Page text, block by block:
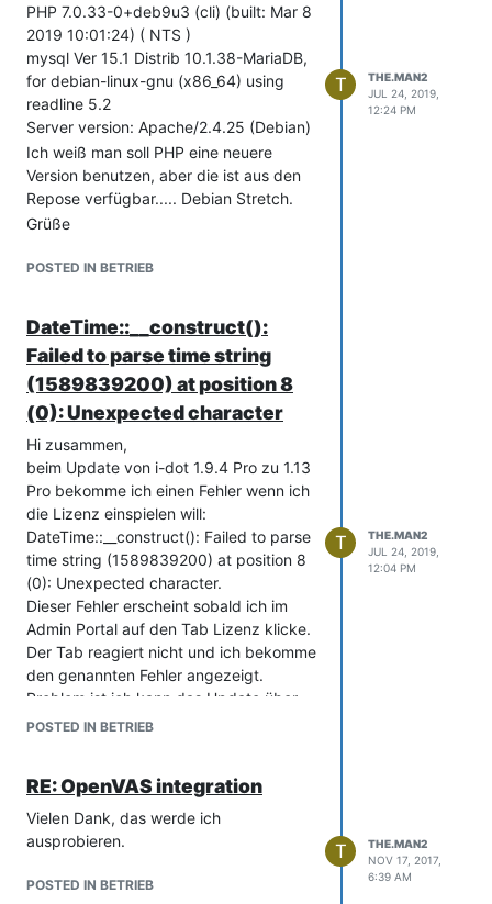
PHP 7.0.33-0+deb9u3 (cli) (built: Mar 8
2019 10:01:24) ( NTS )
mysql Ver 15.1 Distrib 10.1.38-MariaDB,
for debian-linux-gnu (x86_64) using
readline 5.2
Server version: Apache/2.4.25 (Debian)
Ich weiß man soll PHP eine neuere
Version benutzen, aber die ist aus den
Repose verfügbar..... Debian Stretch.
Grüße
POSTED IN BETRIEB
T
THE.MAN2
JUL 24, 2019,
12:24 PM
DateTime::__construct():
Failed to parse time string
(1589839200) at position 8
(0): Unexpected character
Hi zusammen,
beim Update von i-dot 1.9.4 Pro zu 1.13
Pro bekomme ich einen Fehler wenn ich
die Lizenz einspielen will:
DateTime::__construct(): Failed to parse
time string (1589839200) at position 8
(0): Unexpected character.
Dieser Fehler erscheint sobald ich im
Admin Portal auf den Tab Lizenz klicke.
Der Tab reagiert nicht und ich bekomme
den genannten Fehler angezeigt.
Problem ist ich kann das Update über
das Webinterface nicht beenden weil
oder die Lizenz anders einspielen kann?
Beste Grüße
POSTED IN BETRIEB
T
THE.MAN2
JUL 24, 2019,
12:04 PM
RE: OpenVAS integration
Vielen Dank, das werde ich
ausprobieren.
POSTED IN BETRIEB
T
THE.MAN2
NOV 17, 2017,
6:39 AM